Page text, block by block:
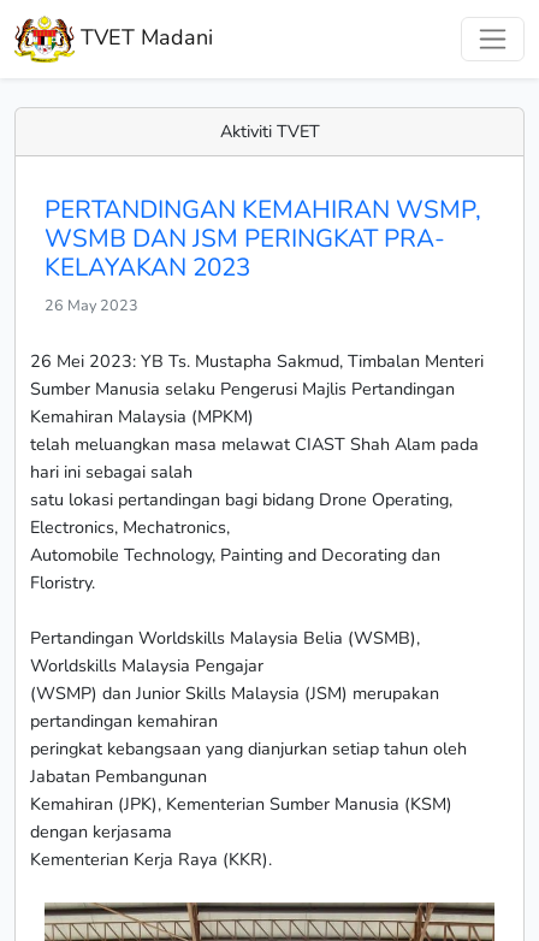
TVET Madani
Aktiviti TVET
PERTANDINGAN KEMAHIRAN WSMP,
WSMB DAN JSM PERINGKAT PRA-
KELAYAKAN 2023
26 May 2023
26 Mei 2023: YB Ts. Mustapha Sakmud, Timbalan Menteri
Sumber Manusia selaku Pengerusi Majlis Pertandingan
Kemahiran Malaysia (MPKM)
telah meluangkan masa melawat CIAST Shah Alam pada
hari ini sebagai salah
satu lokasi pertandingan bagi bidang Drone Operating,
Electronics, Mechatronics,
Automobile Technology, Painting and Decorating dan
Floristry.
Pertandingan Worldskills Malaysia Belia (WSMB),
Worldskills Malaysia Pengajar
(WSMP) dan Junior Skills Malaysia (JSM) merupakan
pertandingan kemahiran
peringkat kebangsaan yang dianjurkan setiap tahun oleh
Jabatan Pembangunan
Kemahiran (JPK), Kementerian Sumber Manusia (KSM)
dengan kerjasama
Kementerian Kerja Raya (KKR).